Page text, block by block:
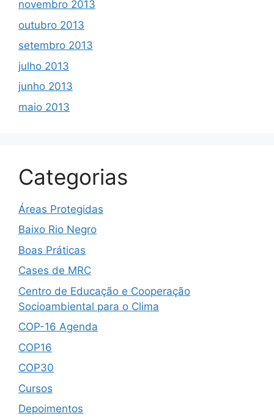
novembro 2013
outubro 2013
setembro 2013
julho 2013
junho 2013
maio 2013
Categorias
Áreas Protegidas
Baixo Rio Negro
Boas Práticas
Cases de MRC
Centro de Educação e Cooperação
Socioambiental para o Clima
COP-16 Agenda
COP16
COP30
Cursos
Depoimentos